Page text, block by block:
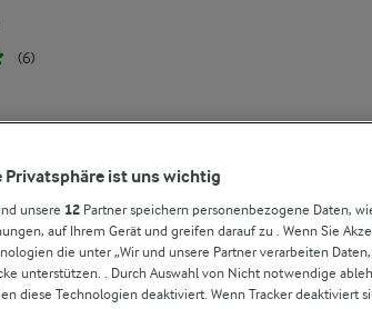
(6)
Privatsphäre ist uns wichtig
unsere 12 Partner speichern personenbezogene Daten,
auf Ihrem Gerät und greifen darauf zu . Wenn Sie
die unter „Wir und unsere Partner verarbeiten
unterstützen. . Durch Auswahl von Nicht notwendige
diese Technologien deaktiviert. Wenn Tracker deaktiviert